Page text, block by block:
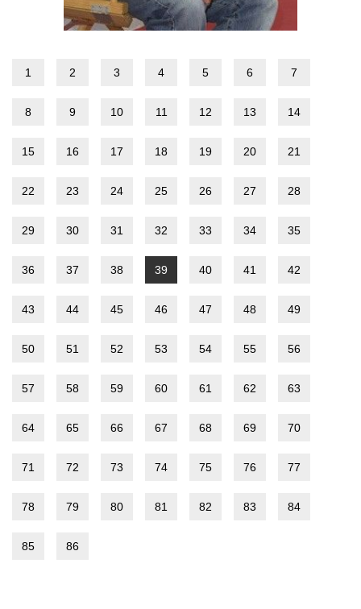
1 2 3 4 5 6 7
8 9 10 11 12 13 14
15 16 17 18 19 20 21
22 23 24 25 26 27 28
29 30 31 32 33 34 35
36 37 38 39 40 41 42
43 44 45 46 47 48 49
50 51 52 53 54 55 56
57 58 59 60 61 62 63
64 65 66 67 68 69 70
71 72 73 74 75 76 77
78 79 80 81 82 83 84
85 86